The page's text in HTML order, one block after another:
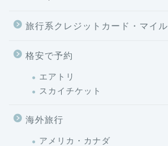
旅行系クレジットカード・マイル
格安で予約
エアトリ
スカイチケット
海外旅行
アメリカ・カナダ